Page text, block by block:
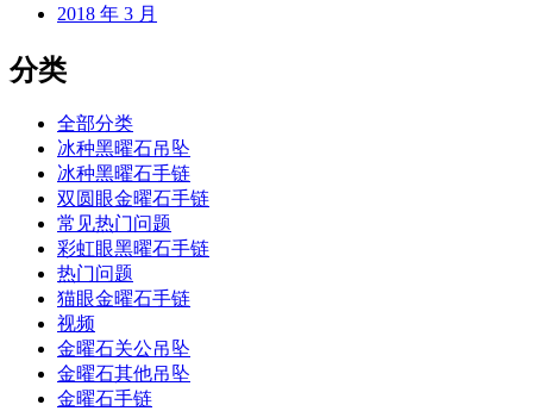
2018 年 3 月
分类
全部分类
冰种黑曜石吊坠
冰种黑曜石手链
双圆眼金曜石手链
常见热门问题
彩虹眼黑曜石手链
热门问题
猫眼金曜石手链
视频
金曜石关公吊坠
金曜石其他吊坠
金曜石手链